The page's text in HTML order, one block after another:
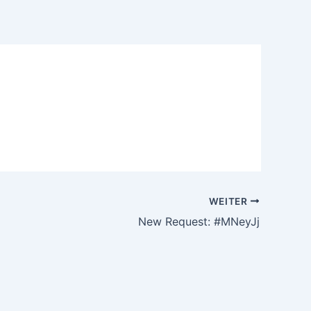
WEITER
New Request: #MNeyJj